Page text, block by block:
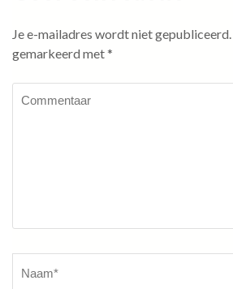
Je e-mailadres wordt niet gepubliceerd.
gemarkeerd met*